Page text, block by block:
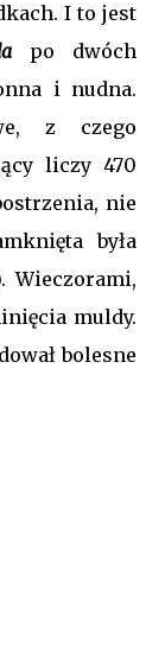
I to jest
po dwóch
i nudna.
z czego
liczy 470
nie
była
Wieczorami,
muldy.
bolesne